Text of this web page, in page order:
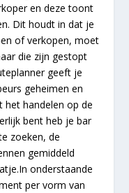
en deze toont
Dit houdt in dat je
of verkopen, moet
die zijn gestopt
geeft je
geheimen en
het handelen op de
bent heb je bar
zoeken, de
gemiddeld
onderstaande
per vorm van